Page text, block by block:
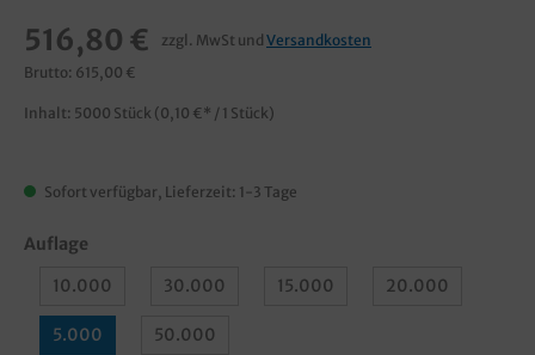
516,80 € zzgl. MwSt und Versandkosten
Brutto: 615,00 €
Inhalt: 5000 Stück (0,10 €* / 1 Stück)
Sofort verfügbar, Lieferzeit: 1-3 Tage
Auflage
10.000
30.000 15.000 20.000
5.000 50.000